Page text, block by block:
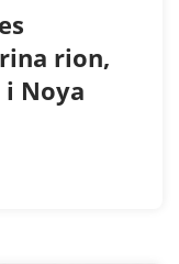
rion,
Noya